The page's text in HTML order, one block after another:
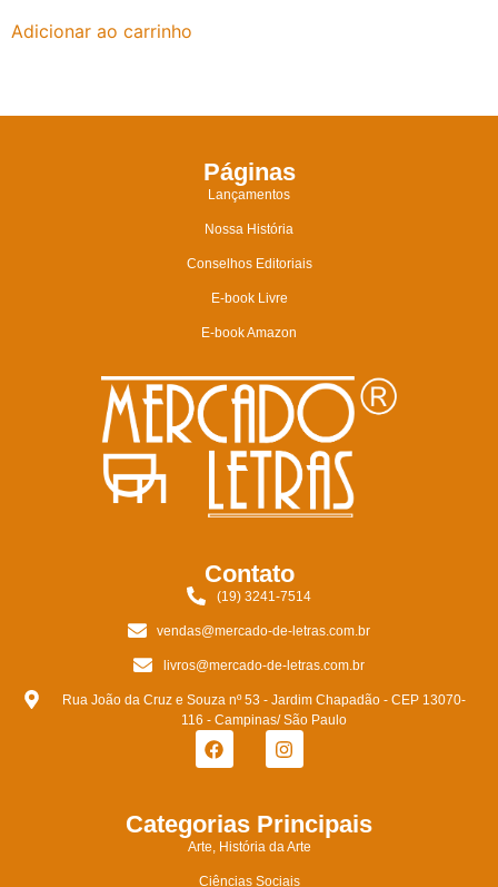
Adicionar ao carrinho
Páginas
Lançamentos
Nossa História
Conselhos Editoriais
E-book Livre
E-book Amazon
Contato
(19) 3241-7514
vendas@mercado-de-letras.com.br
livros@mercado-de-letras.com.br
Rua João da Cruz e Souza nº 53 - Jardim Chapadão - CEP 13070-
116 - Campinas/ São Paulo
Categorias Principais
Arte, História da Arte
Ciências Sociais